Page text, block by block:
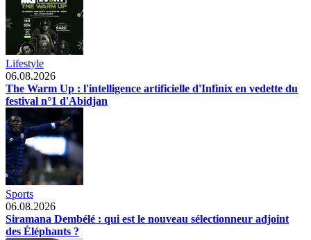
Lifestyle
06.08.2026
The Warm Up : l'intelligence artificielle d'Infinix en vedette du
festival n°1 d'Abidjan
Sports
06.08.2026
Siramana Dembélé : qui est le nouveau sélectionneur adjoint
des Éléphants ?